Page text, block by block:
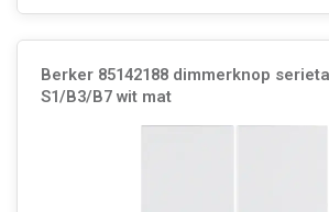
Berker 85142188 dimmerknop
S1/B3/B7 wit mat